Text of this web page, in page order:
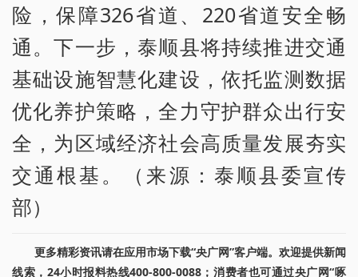
险，保障326省道、220省道安全畅
通。下一步，泰顺县将持续推进交通
基础设施智慧化建设，依托监测数据
优化养护策略，全力守护群众出行安
全，为区域经济社会高质量发展夯实
交通根基。（来源：泰顺县委宣传
部）
更多精彩资讯请在应用市场下载“央广网”客户端。欢迎提供新闻
线索，24小时报料热线400-800-0088；消费者也可通过央广网“啄